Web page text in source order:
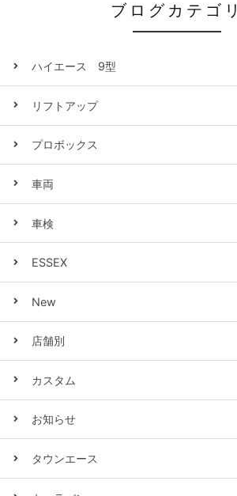
ブログカテゴリ
ハイエース 9型
リフトアップ
プロボックス
車両
車検
ESSEX
New
店舗別
カスタム
お知らせ
タウンエース